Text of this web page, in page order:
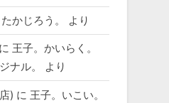
たかじろう。 より
に 王子。かいらく。
ナル。
より
) に 王子。いこい。